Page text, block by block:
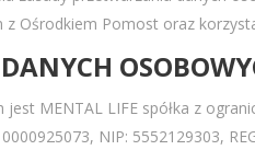
Ośrodkiem Pomost oraz
MENTAL LIFE spółka z
NIP: 5552129303,